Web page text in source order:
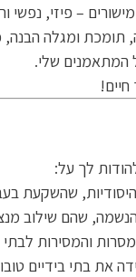
– פיזי, נפשי
תומכת ומגלה הבנה,
שלי.
חיים!
לך על:
היסודיות, שהשקעת
שהם שילוב
והמסירות לבתי
את בתי בידיים